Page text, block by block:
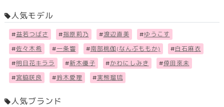
人気モデル
#益若つばさ #指原莉乃 #渡辺直美 #ゆうこす
#佐々木希 #一条響 #南部桃伽(なんぶももか) #白石麻衣
#明日花キララ #新木優子 #かわにしみき #倖田來未
#宮脇咲良 #鈴木愛理 #実熊瑠琉
人気ブランド